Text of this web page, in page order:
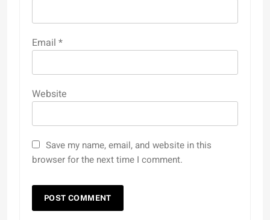
Email *
Website
Save my name, email, and website in this
browser for the next time I comment.